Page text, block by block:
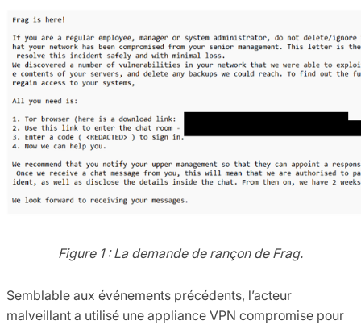
Figure 1 : La demande de rançon de Frag.
Semblable aux événements précédents, l’acteur
malveillant a utilisé une appliance VPN compromise pour